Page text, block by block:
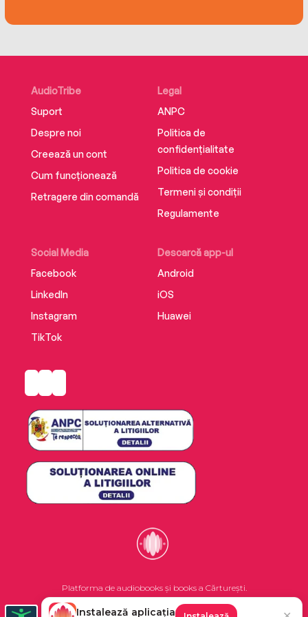
AudioTribe
Suport
Despre noi
Creează un cont
Cum funcționează
Retragere din comandă
Social Media
Facebook
LinkedIn
Instagram
TikTok
Descarcă app-ul
Android
iOS
Huawei
Legal
ANPC
Politica de
confidențialitate
Politica de cookie
Termeni și condiții
Regulamente
Platforma de audiobooks și books a Cărturești.
Instalează aplicația